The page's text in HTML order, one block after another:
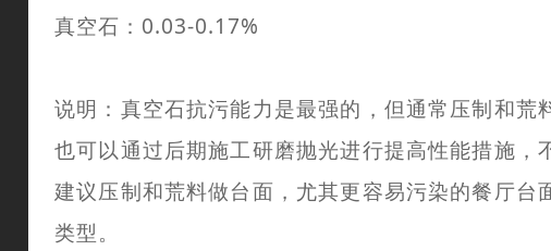
真空石：0.03-0.17%
说明：真空石抗污能力是最强的，但通常压制和荒
也可以通过后期施工研磨抛光进行提高性能措施，
建议压制和荒料做台面，尤其更容易污染的餐厅台
类型。